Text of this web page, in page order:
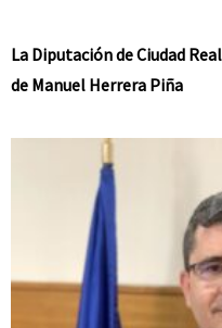
La Diputación de Ciudad
de Manuel Herrera Piña